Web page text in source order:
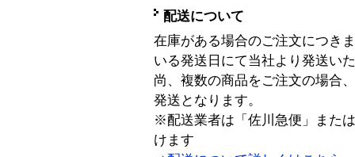
配送について
在庫がある場合のご注文につき
いる発送日にて当社より発送い
尚、複数の商品をご注文の場合
発送となります。
※配送業者は「佐川急便」また
けます